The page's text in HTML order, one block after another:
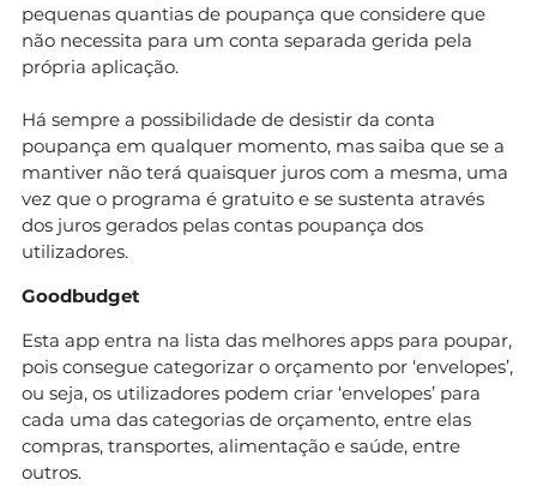
pequenas quantias de poupança que considere que
não necessita para um conta separada gerida pela
própria aplicação.
Há sempre a possibilidade de desistir da conta
poupança em qualquer momento, mas saiba que se a
mantiver não terá quaisquer juros com a mesma, uma
vez que o programa é gratuito e se sustenta através
dos juros gerados pelas contas poupança dos
utilizadores.
Goodbudget
Esta app entra na lista das melhores apps para poupar,
pois consegue categorizar o orçamento por ‘envelopes’,
ou seja, os utilizadores podem criar ‘envelopes’ para
cada uma das categorias de orçamento, entre elas
compras, transportes, alimentação e saúde, entre
outros.